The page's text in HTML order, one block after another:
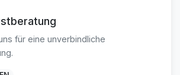
für eine unverbindliche